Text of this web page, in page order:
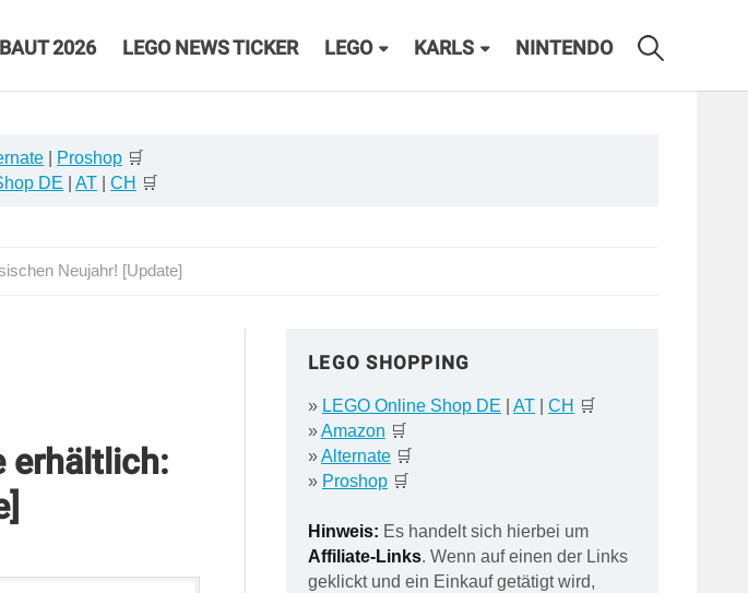
2026 LEGO NEWS TICKER LEGO KARLS NINTENDO
Proshop 🛒
DE AT CH 🛒
Neujahr! [Update]
erhältlich:
LEGO SHOPPING
» LEGO Online Shop DE AT| CH 🛒
»Amazon 🛒
»Alternate🛒
» Proshop🛒
Hinweis: Es handelt sich hierbei um
Affiliate-Links. Wenn auf einen der Links
geklickt und ein Einkauf getätigt wird,